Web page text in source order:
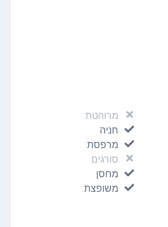
מרוהטת
חניה
מרפסת
סורגים
מחסן
משופצת